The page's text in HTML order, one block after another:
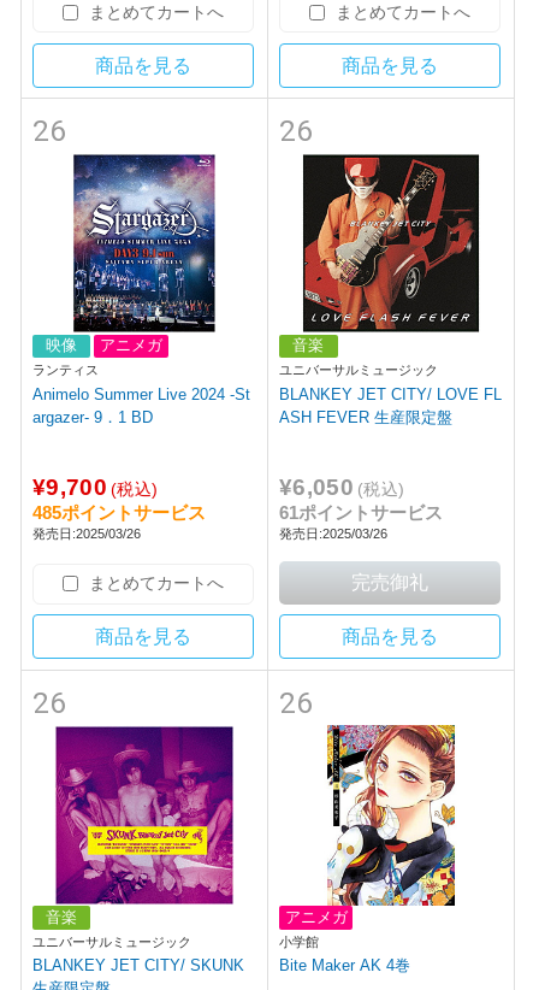
まとめてカートへ
商品を見る
まとめてカートへ
商品を見る
26
映像 アニメガ
ランティス
Animelo Summer Live 2024 -St
argazer- 9．1 BD
¥9,700 (税込)
485ポイントサービス
発売日:2025/03/26
まとめてカートへ
商品を見る
26
音楽
ユニバーサルミュージック
BLANKEY JET CITY/ LOVE FL
ASH FEVER 生産限定盤
¥6,050 (税込)
61ポイントサービス
発売日:2025/03/26
商品を見る
26
音楽
ユニバーサルミュージック
BLANKEY JET CITY/ SKUNK
26
アニメガ
小学館
Bite Maker AK 4巻